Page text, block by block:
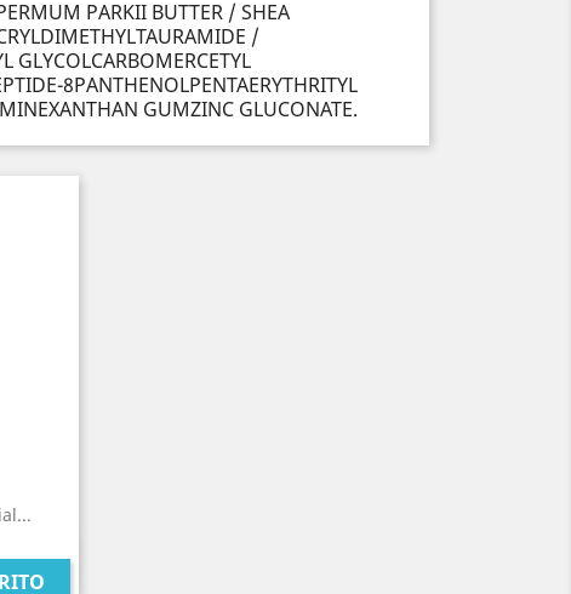
PARKII BUTTER / SHEA
/
GLYCOLCARBOMERCETYL
8PANTHENOLPENTAERYTHRITYL
GUMZINC GLUCONATE.